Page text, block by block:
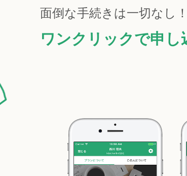
面倒な手続きは一切なし！
ワンクリックで申し